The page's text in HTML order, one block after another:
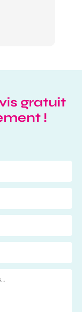
gratuit
!